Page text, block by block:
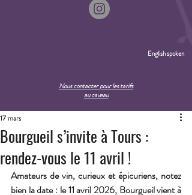
English spoken
Nous contacter pour les tarifs
au caveau
Bourgueil s’invite à Tours :
rendez-vous le 11 avril !
17 mars
Amateurs de vin, curieux et épicuriens, notez
bien la date : le 11 avril 2026, Bourgueil vient à